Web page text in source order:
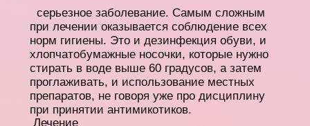
серьезное заболевание. Самым сложным
при лечении оказывается соблюдение всех
норм гигиены. Это и дезинфекция обуви, и
хлопчатобумажные носочки, которые нужно
стирать в воде выше 60 градусов, а затем
проглаживать, и использование местных
препаратов, не говоря уже про дисциплину
при принятии антимикотиков.
Лечение